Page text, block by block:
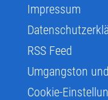
Impressum
RSS Feed
Umgangston
Cookie-